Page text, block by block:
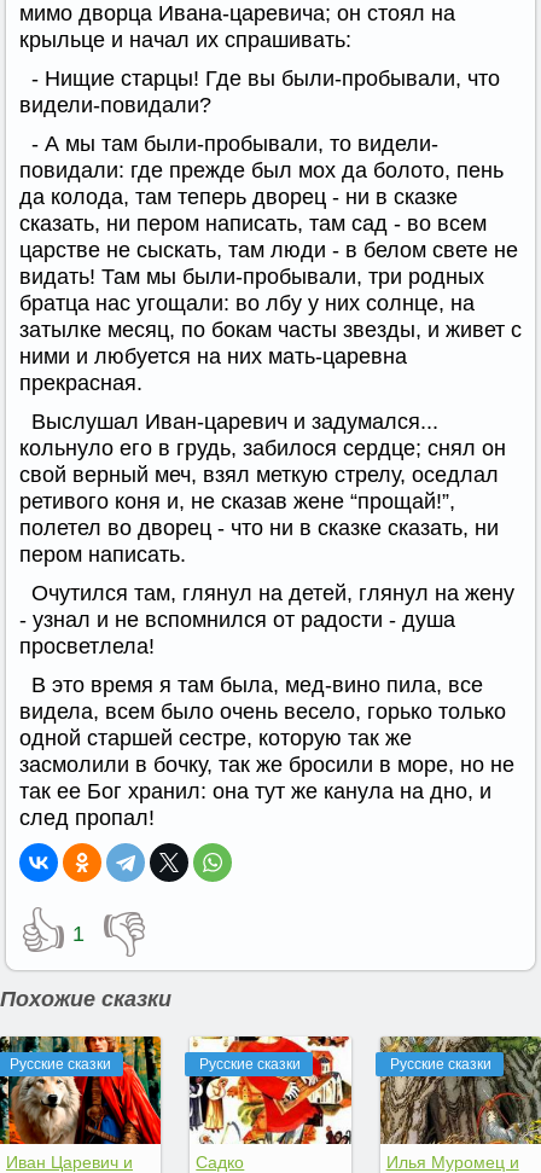
мимо дворца Ивана-царевича; он стоял на
крыльце и начал их спрашивать:
- Нищие старцы! Где вы были-пробывали, что
видели-повидали?
- А мы там были-пробывали, то видели-
повидали: где прежде был мох да болото, пень
да колода, там теперь дворец - ни в сказке
сказать, ни пером написать, там сад - во всем
царстве не сыскать, там люди - в белом свете не
видать! Там мы были-пробывали, три родных
братца нас угощали: во лбу у них солнце, на
затылке месяц, по бокам часты звезды, и живет с
ними и любуется на них мать-царевна
прекрасная.
Выслушал Иван-царевич и задумался...
кольнуло его в грудь, забилося сердце; снял он
свой верный меч, взял меткую стрелу, оседлал
ретивого коня и, не сказав жене “прощай!”,
полетел во дворец - что ни в сказке сказать, ни
пером написать.
Очутился там, глянул на детей, глянул на жену
- узнал и не вспомнился от радости - душа
просветлела!
В это время я там была, мед-вино пила, все
видела, всем было очень весело, горько только
одной старшей сестре, которую так же
засмолили в бочку, так же бросили в море, но не
так ее Бог хранил: она тут же канула на дно, и
след пропал!
👍 1 👎
Похожие сказки
Русские сказки
Иван Царевич и
Русские сказки
Садко
Русские сказки
Илья Муромец и